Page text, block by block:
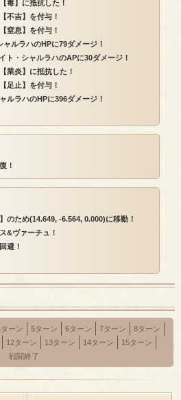
毒】に抵抗した！
不吉】を付与！
窒息】を付与！
ルラハのHPに79ダメージ！
ト・シャルラハのAPに30ダメージ！
業炎】に抵抗した！
足止】を付与！
ルラハのHPに396ダメージ！
！
のため(14.649, -6.564, 0.000)に移動！
&ヴァーチュ！
避！
ーン 5ターン 6ターン 7ターン
8ターン
12ターン 13ターン 14ターン
15ターン
戦闘終了